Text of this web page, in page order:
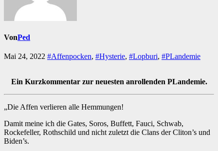
VonPed
Mai 24, 2022 #Affenpocken, #Hysterie, #Lopburi, #PLandemie
Ein Kurzkommentar zur neuesten anrollenden PLandemie.
„Die Affen verlieren alle Hemmungen!
Damit meine ich die Gates, Soros, Buffett, Fauci, Schwab,
Rockefeller, Rothschild und nicht zuletzt die Clans der Cliton’s und
Biden’s.